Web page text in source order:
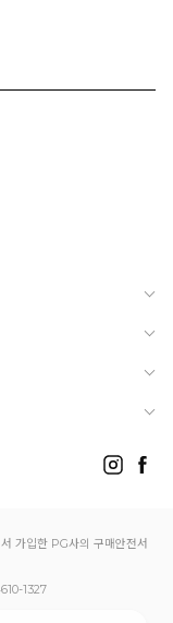
가입한 PG사의 구매안전서
1327